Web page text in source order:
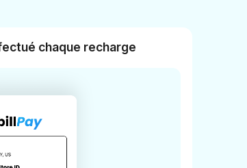
chaque recharge